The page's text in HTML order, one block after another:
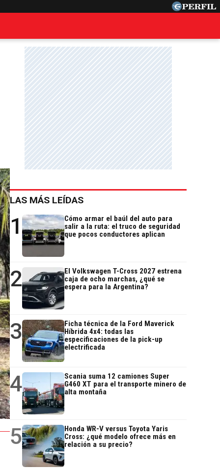
LAS MÁS LEÍDAS
1
Cómo armar el baúl del auto para
salir a la ruta: el truco de seguridad
que pocos conductores aplican
2
El Volkswagen T-Cross 2027 estrena
caja de ocho marchas, ¿qué se
espera para la Argentina?
3
Ficha técnica de la Ford Maverick
Híbrida 4x4: todas las
especificaciones de la pick-up
electrificada
4
Scania suma 12 camiones Super
G460 XT para el transporte minero de
alta montaña
5
Honda WR-V versus Toyota Yaris
Cross: ¿qué modelo ofrece más en
relación a su precio?